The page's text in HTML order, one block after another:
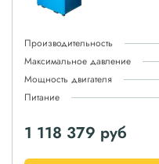
Производительность
Максимальное давление
Мощность двигателя
Питание
1 118 379 руб